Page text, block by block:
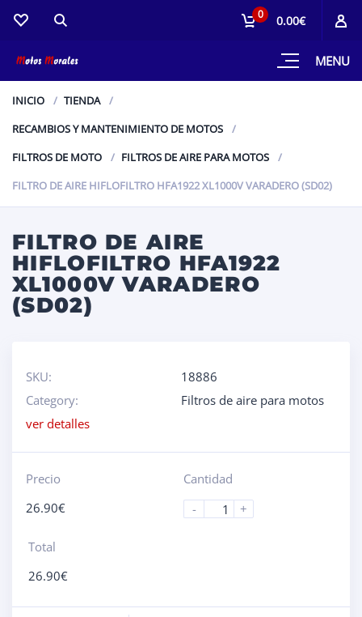
MENU
0 0.00€
INICIO
TIENDA
RECAMBIOS Y MANTENIMIENTO DE MOTOS
FILTROS DE MOTO
FILTROS DE AIRE PARA MOTOS
FILTRO DE AIRE HIFLOFILTRO HFA1922 XL1000V VARADERO (SD02)
FILTRO DE AIRE
HIFLOFILTRO HFA1922
XL1000V VARADERO
(SD02)
SKU:
18886
Category:
Filtros de aire para motos
ver detalles
Precio
26.90€
Cantidad
-
+
Total
26.90€